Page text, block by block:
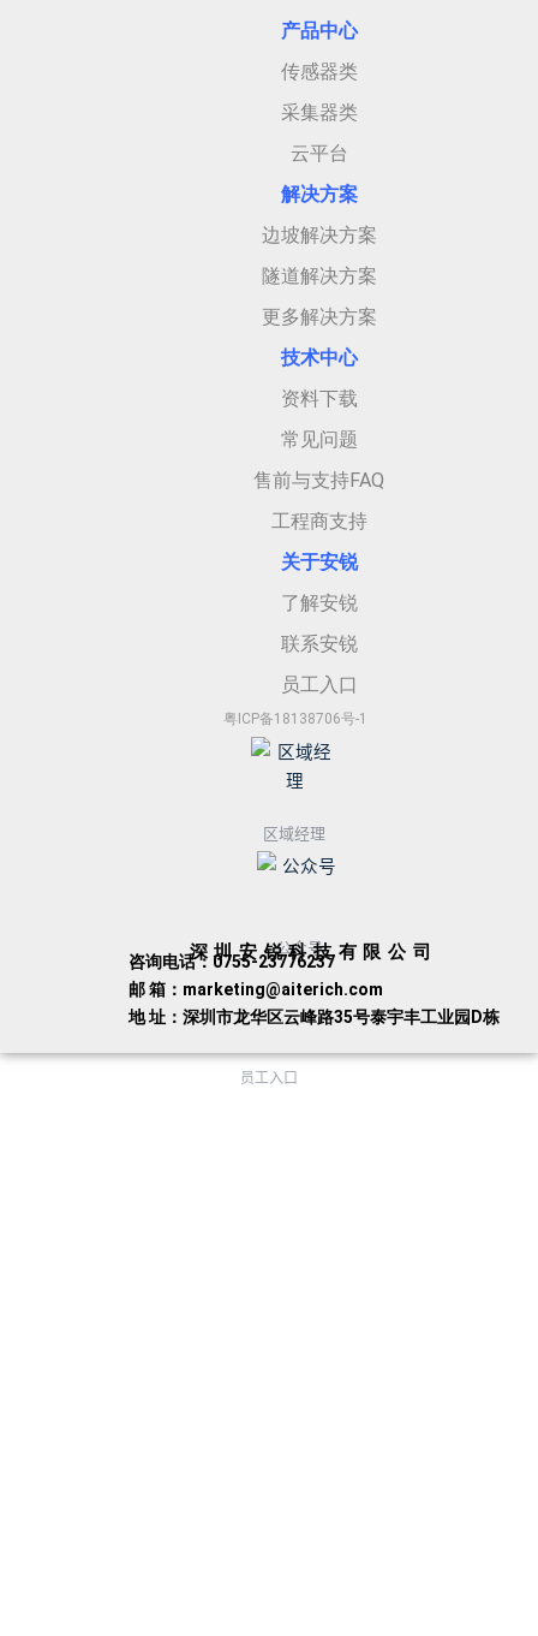
产品中心
传感器类
采集器类
云平台
解决方案
边坡解决方案
隧道解决方案
更多解决方案
技术中心
资料下载
常见问题
售前与支持FAQ
工程商支持
关于安锐
了解安锐
联系安锐
员工入口
粤ICP备18138706号-1
区域经理
公众号
深圳安锐科技有限公司
咨询电话：0755-23776237
邮 箱：marketing@aiterich.com
地 址：深圳市龙华区云峰路35号泰宇丰工业园D栋
员工入口